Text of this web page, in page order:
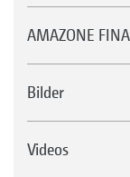
AMAZONE
Bilder
Videos